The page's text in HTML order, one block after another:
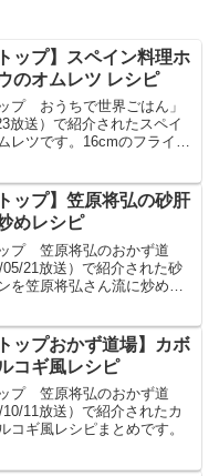
ップ】スペイン料理ホ
のオムレツ レシピ
プ おうちで世界ごはん」
放送）で紹介されたスペイ
レツです。16cmのフライパ
ップ】笠原将弘の砂肝
めレシピ
ップ 笠原将弘のおかず道
21放送）で紹介された砂
を笠原将弘さん流に炒めた
ップおかず道場】カボ
コギ風レシピ
ップ 笠原将弘のおかず道
11放送）で紹介されたカ
コギ風レシピまとめです。